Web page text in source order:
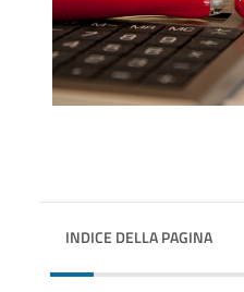
INDICE DELLA PAGINA